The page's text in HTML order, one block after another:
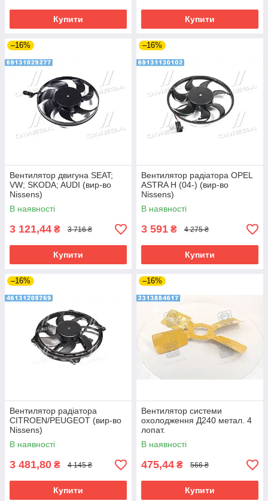
Купити Купити
–16%
Вентилятор двигуна SEAT;
VW; SKODA; AUDI (вир-во
Nissens)
В наявності
3 121,44 ₴ 3 716 ₴
Купити
–16%
Вентилятор радіатора OPEL
ASTRA H (04-) (вир-во
Nissens)
В наявності
3 591 ₴ 4 275 ₴
Купити
–16%
Вентилятор радіатора
CITROEN/PEUGEOT (вир-во
Nissens)
В наявності
3 481,80 ₴ 4 145 ₴
Купити
–16%
Вентилятор системи
охолодження Д240 метал. 4
лопат.
В наявності
475,44 ₴ 566 ₴
Купити